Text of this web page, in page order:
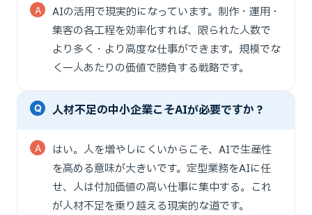
AIの活用で現実的になっています。制作・運用・
集客の各工程を効率化すれば、限られた人数で
より多く・より高度な仕事ができます。規模でな
く一人あたりの価値で勝負する戦略です。
人材不足の中小企業こそAIが必要ですか？
はい。人を増やしにくいからこそ、AIで生産性
を高める意味が大きいです。定型業務をAIに任
せ、人は付加価値の高い仕事に集中する。これ
が人材不足を乗り越える現実的な道です。